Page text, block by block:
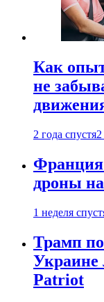
Как
не
2 года спустя
Франция
дроны
1 неделя
Трамп
Украине
Patriot